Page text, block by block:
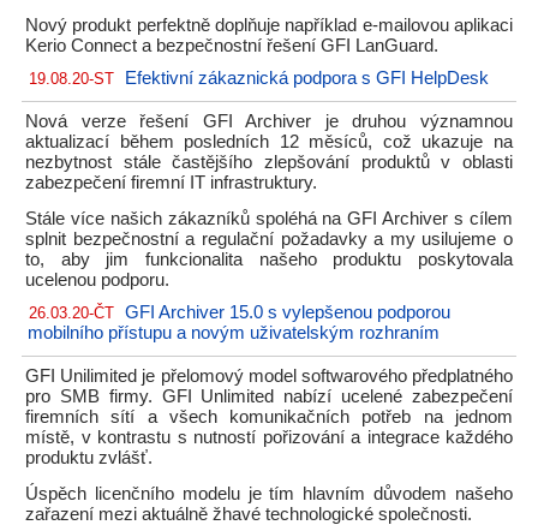
Nový produkt perfektně doplňuje například e-mailovou aplikaci
Kerio Connect a bezpečnostní řešení GFI LanGuard.
19.08.20-ST Efektivní zákaznická podpora s GFI HelpDesk
Nová verze řešení GFI Archiver je druhou významnou
aktualizací během posledních 12 měsíců, což ukazuje na
nezbytnost stále častějšího zlepšování produktů v oblasti
zabezpečení firemní IT infrastruktury.
Stále více našich zákazníků spoléhá na GFI Archiver s cílem
splnit bezpečnostní a regulační požadavky a my usilujeme o
to, aby jim funkcionalita našeho produktu poskytovala
ucelenou podporu.
26.03.20-ČT GFI Archiver 15.0 s vylepšenou podporou
mobilního přístupu a novým uživatelským rozhraním
GFI Unilimited je přelomový model softwarového předplatného
pro SMB firmy. GFI Unlimited nabízí ucelené zabezpečení
firemních sítí a všech komunikačních potřeb na jednom
místě, v kontrastu s nutností pořizování a integrace každého
produktu zvlášť.
Úspěch licenčního modelu je tím hlavním důvodem našeho
zařazení mezi aktuálně žhavé technologické společnosti.